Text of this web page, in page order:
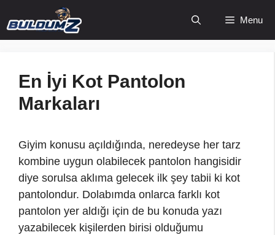
atla
Menu
En İyi Kot Pantolon
Markaları
Giyim konusu açıldığında, neredeyse her tarz
kombine uygun olabilecek pantolon hangisidir
diye sorulsa aklıma gelecek ilk şey tabii ki kot
pantolondur. Dolabımda onlarca farklı kot
pantolon yer aldığı için de bu konuda yazı
yazabilecek kişilerden birisi olduğumu